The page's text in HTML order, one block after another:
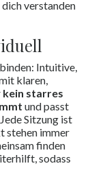
verstanden
Intuitive,
klaren,
kein starres
und passt
Sitzung ist
stehen immer
finden
sodass